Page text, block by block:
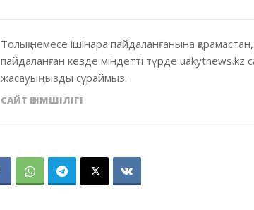
Толық немесе ішінара пайдаланғанына
пайдаланған кезде міндетті түрде uakytnews.kz
жасауыңызды сұраймыз.
САЙТ ӘКІМШІЛІГІ